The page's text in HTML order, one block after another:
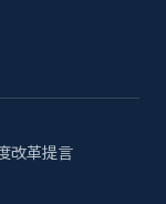
改革提言